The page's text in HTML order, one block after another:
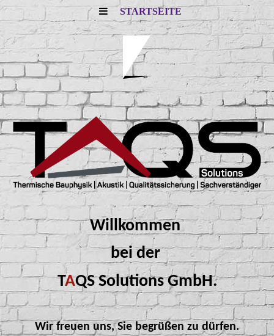
STARTSEITE
Willkommen
bei der
TAQS Solutions GmbH.
Wir freuen uns, Sie begrüßen zu dürfen.